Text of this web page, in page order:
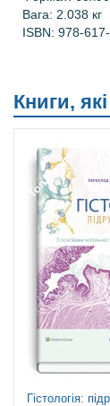
Вага: 2.038 кг
ISBN: 978-
Книги,
Топ продажів
Гістологія: